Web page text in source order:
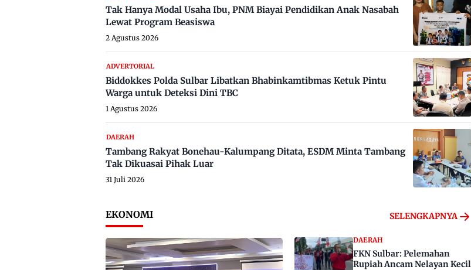
Tak Hanya Modal Usaha Ibu, PNM Biayai Pendidikan Anak Nasabah
Lewat Program Beasiswa
2 Agustus 2026
ADVERTORIAL
Biddokkes Polda Sulbar Libatkan Bhabinkamtibmas Ketuk Pintu
Warga untuk Deteksi Dini TBC
1 Agustus 2026
DAERAH
Tambang Rakyat Bonehau-Kalumpang Ditata, ESDM Minta Tambang
Tak Dikuasai Pihak Luar
31 Juli 2026
EKONOMI SELENGKAPNYA
DAERAH
FKN Sulbar: Pelemahan
Rupiah Ancam Nelayan Kecil